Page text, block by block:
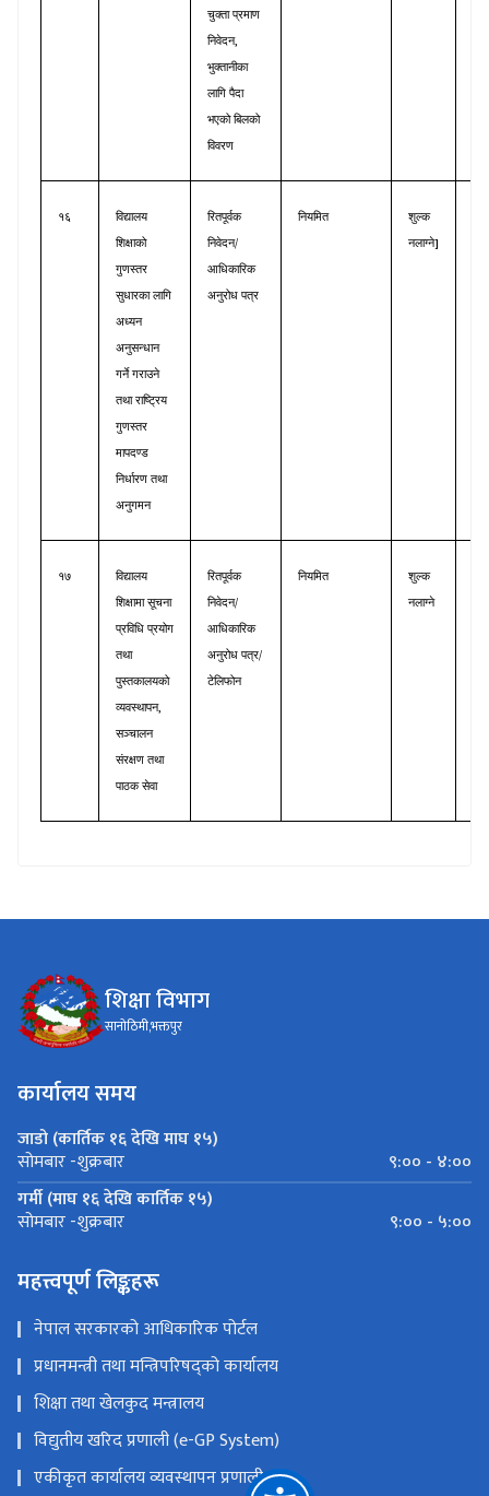
चुक्ता प्रमाण
निवेदन,
भुक्तानीका
लागि पैदा
भएको बिलको
विवरण
१६ विद्यालय
शिक्षाको
गुणस्तर
सुधारका लागि
अध्यन
अनुसन्धान
गर्ने गराउने
तथा राष्ट्रिय
गुणस्तर
मापदण्ड
निर्धारण तथा
अनुगमन
रितपूर्वक
निवेदन/
आधिकारिक
अनुरोध पत्र
नियमित शुल्क
नलाग्ने]
१७ विद्यालय
शिक्षामा सूचना
प्रविधि प्रयोग
तथा
पुस्तकालयको
व्यवस्थापन,
सञ्चालन
संरक्षण तथा
पाठक सेवा
रितपूर्वक
निवेदन/
आधिकारिक
अनुरोध पत्र/
टेलिफोन
नियमित शुल्क
नलाग्ने
शिक्षा विभाग
सानोठिमी,भक्तपुर
कार्यालय समय
जाडो (कार्तिक १६ देखि माघ १५)
सोमबार -शुक्रबार
९:०० - ४:००
गर्मी (माघ १६ देखि कार्तिक १५)
सोमबार -शुक्रबार ९:०० - ५:००
महत्त्वपूर्ण लिङ्कहरू
नेपाल सरकारको आधिकारिक पोर्टल
प्रधानमन्त्री तथा मन्त्रिपरिषद्को कार्यालय
शिक्षा तथा खेलकुद मन्त्रालय
विद्युतीय खरिद प्रणाली (e-GP System)
एकीकृत कार्यालय व्यवस्थापन प्रणाली